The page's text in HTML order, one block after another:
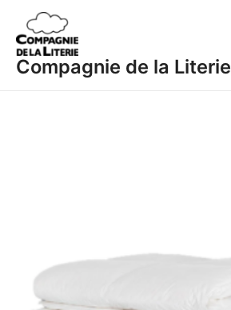
contenu
Compagnie de la Literie